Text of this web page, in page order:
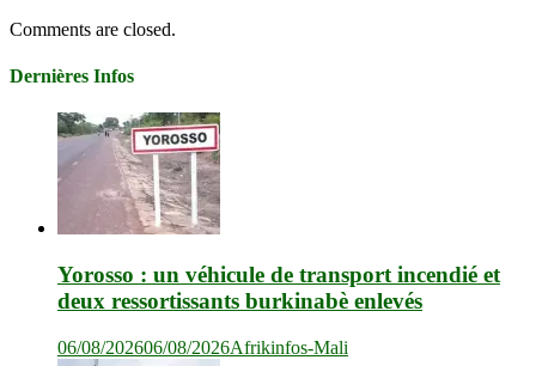
Comments are closed.
Dernières Infos
Yorosso : un véhicule de transport incendié et
deux ressortissants burkinabè enlevés
06/08/202606/08/2026Afrikinfos-Mali